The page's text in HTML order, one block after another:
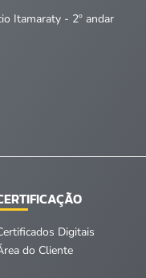
Itamaraty - 2º andar
Digitais
do Cliente